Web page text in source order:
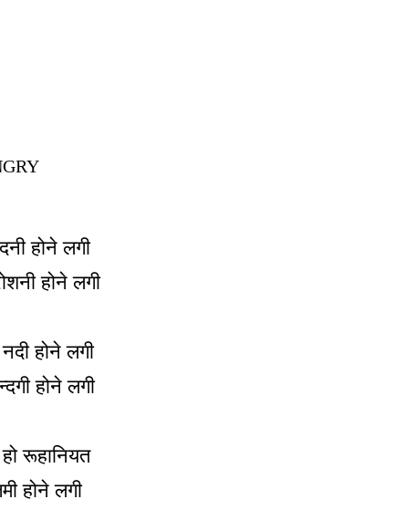
होने लगी
होने लगी
होने लगी
होने लगी
रूहानियत
होने लगी